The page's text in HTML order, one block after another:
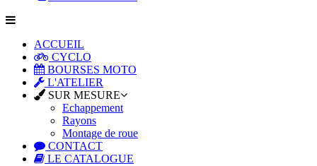
ACCUEIL
CYCLO
BOURSES MOTO
L'ATELIER
SUR MESURE
Echappement
Rayons
Montage de roue
CONTACT
LE CATALOGUE